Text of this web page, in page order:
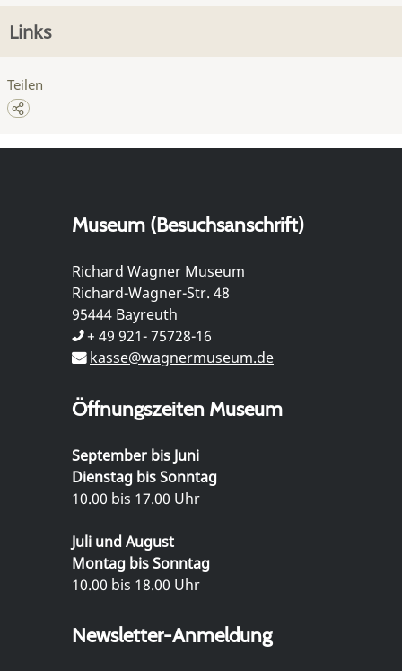
Links
Teilen
Museum (Besuchsanschrift)
Richard Wagner Museum
Richard-Wagner-Str. 48
95444 Bayreuth
+ 49 921- 75728-16
kasse@wagnermuseum.de
Öffnungszeiten Museum
September bis Juni
Dienstag bis Sonntag
10.00 bis 17.00 Uhr
Juli und August
Montag bis Sonntag
10.00 bis 18.00 Uhr
Newsletter-Anmeldung